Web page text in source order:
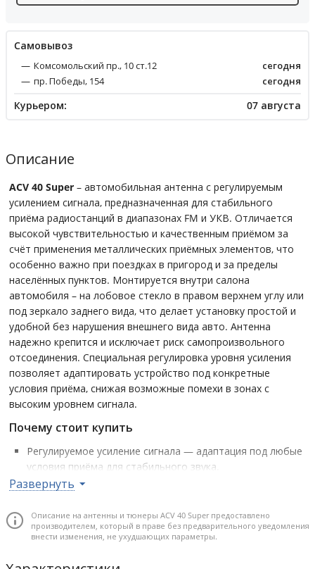
Cамовывоз
Комсомольский пр., 10 ст.12
сегодня
пр. Победы, 154
сегодня
Курьером: 07 августа
Описание
ACV 40 Super – автомобильная антенна с регулируемым
усилением сигнала, предназначенная для стабильного
приёма радиостанций в диапазонах FM и УКВ. Отличается
высокой чувствительностью и качественным приёмом за
счёт применения металлических приёмных элементов, что
особенно важно при поездках в пригород и за пределы
населённых пунктов. Монтируется внутри салона
автомобиля – на лобовое стекло в правом верхнем углу или
под зеркало заднего вида, что делает установку простой и
удобной без нарушения внешнего вида авто. Антенна
надежно крепится и исключает риск самопроизвольного
отсоединения. Специальная регулировка уровня усиления
позволяет адаптировать устройство под конкретные
условия приёма, снижая возможные помехи в зонах с
высоким уровнем сигнала.
Почему стоит купить
Регулируемое усиление сигнала — адаптация под любые
условия приёма для стабильного звука.
Металлические приёмные элементы — качественный и
Удобная внутренняя установка на стекло — без
нарушения дизайна и без сверлений.
Развернуть
Описание на антенны и тюнеры ACV 40 Super предоставлено
производителем, который в праве без предварительного уведомления
внести изменения, не ухудшающих параметры.